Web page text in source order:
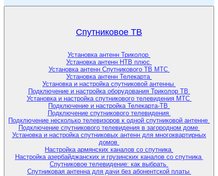
Спутниковое ТВ
Установка антенн Триколор
Установка антенн НТВ плюс
Установка антенн Спутникового ТВ МТС
Установка антенн Телекарта
Установка и настройка спутниковой антенны
Подключение и настройка оборудования Триколор ТВ
Установка и настройка спутникового телевидения МТС
Подключение и настройка Телекарта-ТВ
Подключение спутникового телевидения
Подключение несколько телевизоров к одной спутниковой антенне
Подключение спутникового телевидения в загородном доме
Установка и настройка спутниковых антенн для многоквартирных
домов
Настройка армянских каналов со спутника
Настройка азербайджанских и грузинских каналов со спутника
Спутниковое телевидение: как выбрать
Спутниковая антенна для дачи без абонентской платы